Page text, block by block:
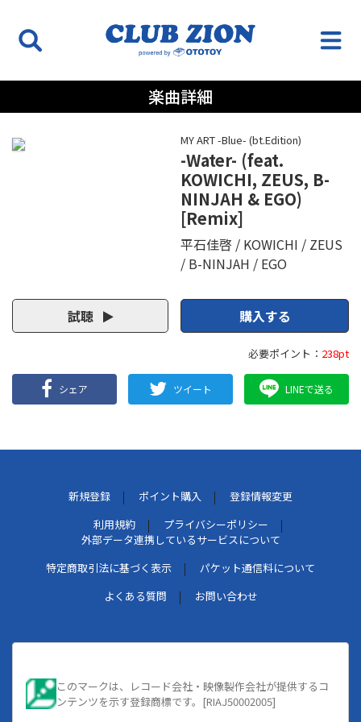
楽曲詳細
MY ART -Blue- (bt.Edition)
-Water- (feat.
KOWICHI, ZEUS, B-
NINJAH & EGO)
[Remix]
平石佳啓 KOWICHI
ZEUS
B-NINJAH
EGO
試聴 購入する
必要ポイント： 238pt
シェア ツイート LINEで送る
新規登録 ポイント購入
登録情報変更
利用規約
プライバシーポリシー
外部データ連携しているサービスについて
特定商取引法に基づく表示
パケット通信料について
よくある質問
お問い合わせ
このマークは、レコード会社・映像製作会社が提供するコ
ンテンツを示す登録商標です。[RIAJ50002005]